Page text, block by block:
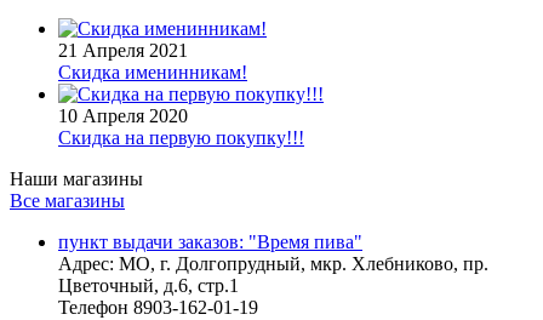
21 Апреля 2021
Скидка именинникам!
10 Апреля 2020
Скидка на первую покупку!!!
Наши магазины
Все магазины
пункт выдачи заказов: "Время пива"
Адрес: МО, г. Долгопрудный, мкр. Хлебниково, пр.
Цветочный, д.6, стр.1
Телефон 8903-162-01-19